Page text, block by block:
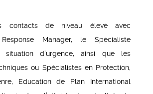
contacts de niveau élevé avec
Response Manager, le Spécialiste
situation d’urgence, ainsi que les
ou Spécialistes en Protection,
Education de Plan International